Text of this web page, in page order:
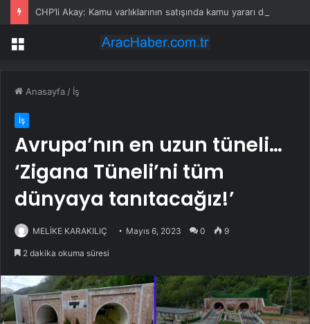
Menü
Anasayfa / İş
İş
Avrupa’nın en uzun tüneli…
‘Zigana Tüneli’ni tüm
dünyaya tanıtacağız!’
MELİKE KARAKILIÇ Mayıs 6, 2023 0 9
2 dakika okuma süresi